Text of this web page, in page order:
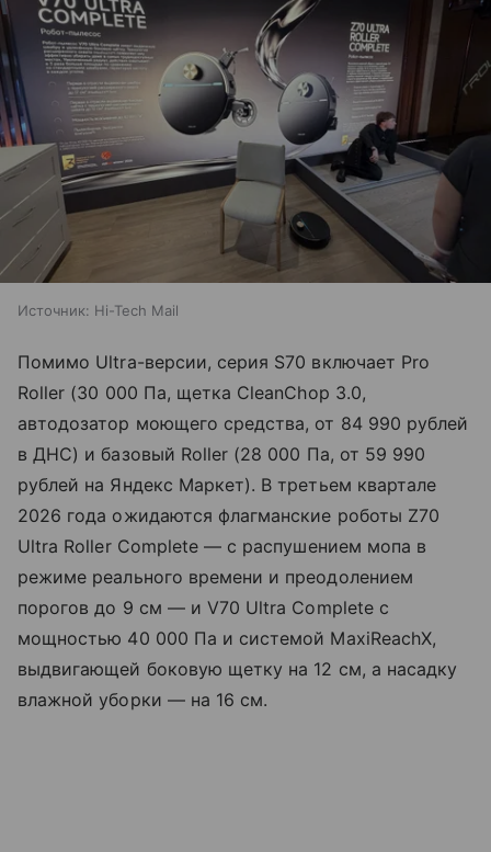
Источник: Hi-Tech Mail
Помимо Ultra-версии, серия S70 включает Pro
Roller (30 000 Па, щетка CleanChop 3.0,
автодозатор моющего средства, от 84 990 рублей
в ДНС) и базовый Roller (28 000 Па, от 59 990
рублей на Яндекс Маркет). В третьем квартале
2026 года ожидаются флагманские роботы Z70
Ultra Roller Complete — с распушением мопа в
режиме реального времени и преодолением
порогов до 9 см — и V70 Ultra Complete с
мощностью 40 000 Па и системой MaxiReachX,
выдвигающей боковую щетку на 12 см, а насадку
влажной уборки — на 16 см.